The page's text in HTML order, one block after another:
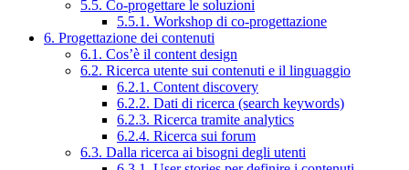
5.5. Co-progettare le soluzioni
5.5.1. Workshop di co-progettazione
6. Progettazione dei contenuti
6.1. Cos’è il content design
6.2. Ricerca utente sui contenuti e il linguaggio
6.2.1. Content discovery
6.2.2. Dati di ricerca (search keywords)
6.2.3. Ricerca tramite analytics
6.2.4. Ricerca sui forum
6.3. Dalla ricerca ai bisogni degli utenti